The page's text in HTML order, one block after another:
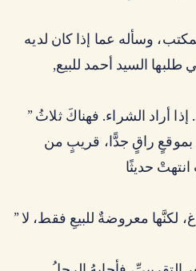
وسأله عما إذا كان لديه
السيد أحمد للبيع,
” كلُّ ما يَطَلُبُهُ السيِّدُ متوفِّرٌ… إذا أراد الشراء. فهناكَ ثلاثُ
بموقعٍ راقٍ جدًّا، قريبٍ من
” أوراقُ الملكيَّةِ جاهزةٌ للفراغ، لكنَّها معروضةٌ للبيعِ فقط، لا